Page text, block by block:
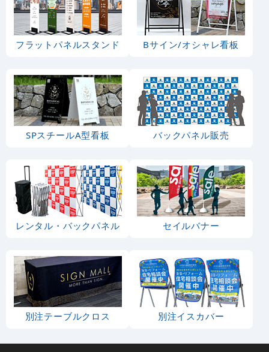
フラットパネルスタンド Bサイン/オシャレ看板
SPスチールA型看板 バックパネル販売
レンタル・バックパネル セイルバナー
別注テーブルクロス 別注イスカバー